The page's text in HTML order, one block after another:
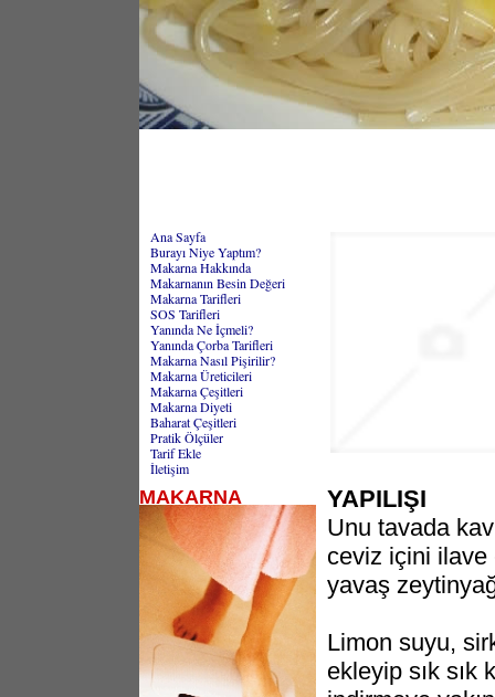
Ana Sayfa
Burayı Niye Yaptım?
Makarna Hakkında
Makarnanın Besin Değeri
Makarna Tarifleri
SOS Tarifleri
Yanında Ne İçmeli?
Yanında Çorba Tarifleri
Makarna Nasıl Pişirilir?
Makarna Üreticileri
Makarna Çeşitleri
Makarna Diyeti
Baharat Çeşitleri
Pratik Ölçüler
Tarif Ekle
İletişim
MAKARNA
YAPILIŞI
Unu tavada
ceviz içini
yavaş
Limon suyu,
ekleyip sık sık